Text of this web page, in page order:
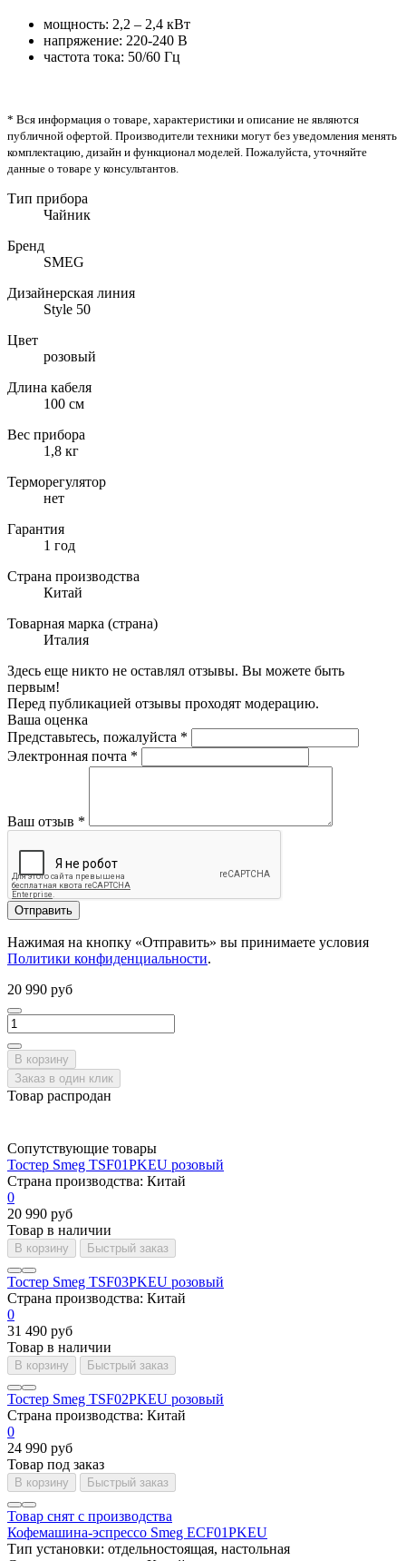
мощность: 2,2 – 2,4 кВт
напряжение: 220-240 В
частота тока: 50/60 Гц
* Вся информация о товаре, характеристики и описание не являются
публичной офертой. Производители техники могут без уведомления менять
комплектацию, дизайн и функционал моделей. Пожалуйста, уточняйте
данные о товаре у консультантов.
Тип прибора
Чайник
Бренд
SMEG
Дизайнерская линия
Style 50
Цвет
розовый
Длина кабеля
100 см
Вес прибора
1,8 кг
Терморегулятор
нет
Гарантия
1 год
Страна производства
Китай
Товарная марка (страна)
Италия
Здесь еще никто не оставлял отзывы. Вы можете быть
первым!
Перед публикацией отзывы проходят модерацию.
Ваша оценка
Представьтесь, пожалуйста *
Электронная почта *
Ваш отзыв *
Отправить
Нажимая на кнопку «Отправить» вы принимаете условия
Политики конфиденциальности.
20 990 руб
В корзину
Заказ в один клик
Товар распродан
Сопутствующие товары
Тостер Smeg TSF01PKEU розовый
Страна производства: Китай
0
20 990 руб
Товар в наличии
В корзину Быстрый заказ
Тостер Smeg TSF03PKEU розовый
Страна производства: Китай
0
31 490 руб
Товар в наличии
В корзину Быстрый заказ
Тостер Smeg TSF02PKEU розовый
Страна производства: Китай
0
24 990 руб
Товар под заказ
В корзину Быстрый заказ
Товар снят с производства
Кофемашина-эспрессо Smeg ECF01PKEU
Тип установки: отдельностоящая, настольная